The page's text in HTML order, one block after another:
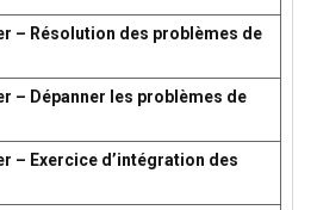
– Résolution des problèmes de
– Dépanner les problèmes de
– Exercice d’intégration des